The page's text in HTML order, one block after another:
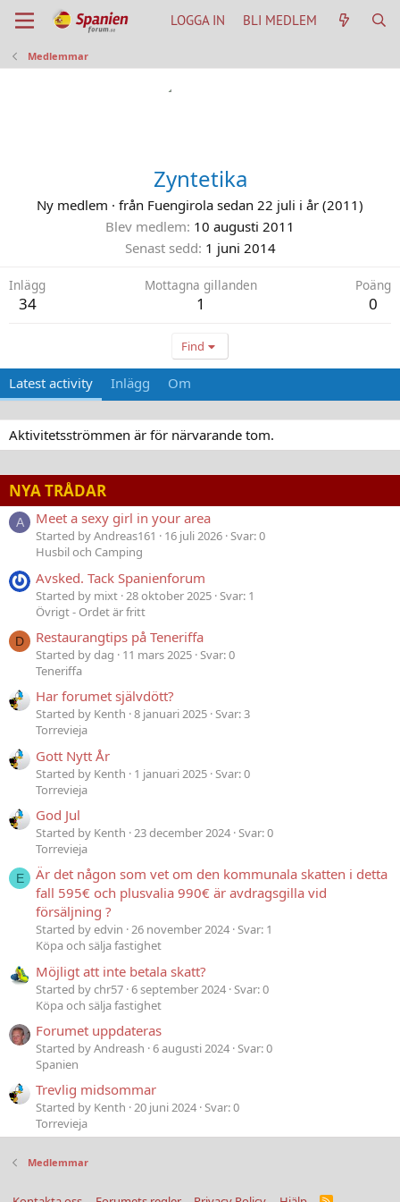
LOGGA IN BLI MEDLEM
Medlemmar
Zyntetika
Ny medlem · från Fuengirola sedan 22 juli i år (2011)
Blev medlem 10 augusti 2011
Senast sedd 1 juni 2014
Inlägg
34
Mottagna gillanden
1
Poäng
0
Find
Latest activity Inlägg Om
Aktivitetsströmmen är för närvarande tom.
NYA TRÅDAR
A Meet a sexy girl in your area
Started by Andreas161 16 juli 2026 Svar: 0
Husbil och Camping
Avsked. Tack Spanienforum
Started by mixt 28 oktober 2025 Svar: 1
Övrigt - Ordet är fritt
D Restaurangtips på Teneriffa
Started by dag 11 mars 2025 Svar: 0
Teneriffa
Har forumet självdött?
Started by Kenth 8 januari 2025 Svar: 3
Torrevieja
Gott Nytt År
Started by Kenth 1 januari 2025 Svar: 0
Torrevieja
God Jul
Started by Kenth 23 december 2024 Svar: 0
Torrevieja
E
Är det någon som vet om den kommunala skatten i detta
fall 595€ och plusvalia 990€ är avdragsgilla vid
försäljning ?
Started by edvin 26 november 2024 Svar: 1
Köpa och sälja fastighet
Möjligt att inte betala skatt?
Started by chr57 6 september 2024 Svar: 0
Köpa och sälja fastighet
Forumet uppdateras
Started by Andreash 6 augusti 2024 Svar: 0
Spanien
Trevlig midsommar
Started by Kenth 20 juni 2024 Svar: 0
Torrevieja
Medlemmar